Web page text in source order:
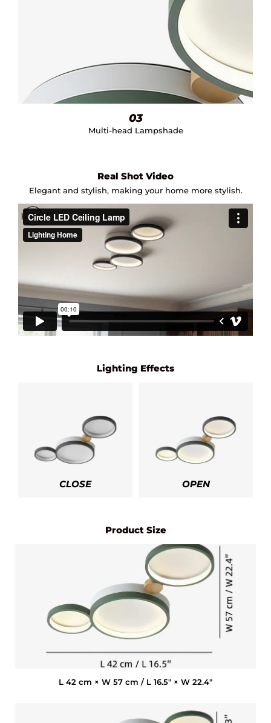
03
Multi-head Lampshade
Real Shot Video
Elegant and stylish, making your home more stylish.
Lighting Effects
CLOSE OPEN
Product Size
L 42 cm × W 57 cm / L 16.5″ × W 22.4″